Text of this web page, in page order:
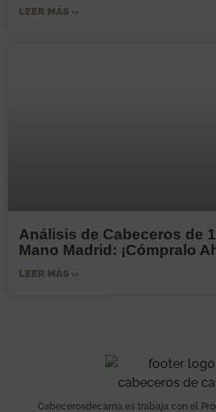
LEER MÁS »
Análisis de Cabeceros de
Mano Madrid: ¡Cómpralo
LEER MÁS »
Cabecerosdecama.es trabaja con el